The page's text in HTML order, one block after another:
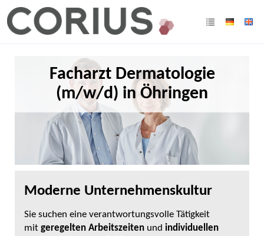
Facharzt Dermatologie
(m/w/d) in Öhringen
Moderne Unternehmenskultur
Sie suchen eine verantwortungsvolle Tätigkeit
mit geregelten Arbeitszeiten und individuellen